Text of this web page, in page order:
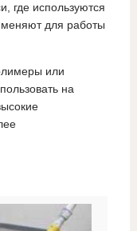
где используются
для работы
или
на